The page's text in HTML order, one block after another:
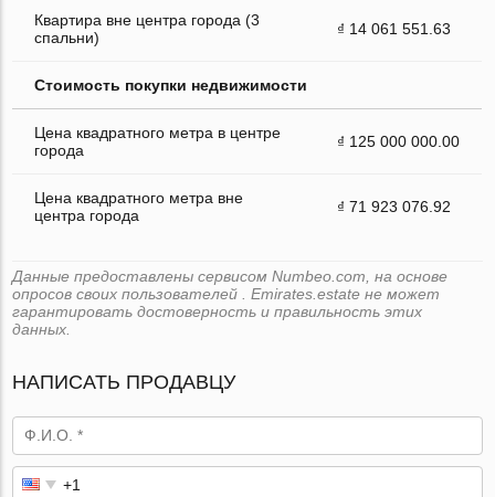
Квартира вне центра города (3
спальни)
₫ 14 061 551.63
Стоимость покупки недвижимости
Цена квадратного метра в центре
города
₫ 125 000 000.00
Цена квадратного метра вне
центра города
₫ 71 923 076.92
Данные предоставлены сервисом Numbeo.com, на основе
опросов своих пользователей . Emirates.estate не может
гарантировать достоверность и правильность этих
данных.
НАПИСАТЬ ПРОДАВЦУ